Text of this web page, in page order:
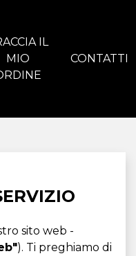
IL
MIO
CONTATTI
sito web -
). Ti preghiamo di